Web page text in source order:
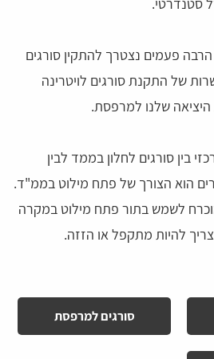
סטנדרטי.
פעמים נצטרך להתקין סורגים
של התקנת סורגים לויטרינה
היציאה שלנו למרפסת.
בין סורגים לחלון בממד לבין
הוא הצורך של פתח מילוט בממ"ד.
לשמש בתור פתח מילוט במקרה
להיות מתקפל או הזזה.
סורגים למרפסת